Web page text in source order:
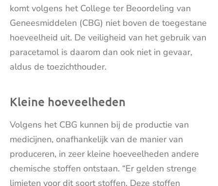
komt volgens het College ter Beoordeling van
Geneesmiddelen (CBG) niet boven de toegestane
hoeveelheid uit. De veiligheid van het gebruik van
paracetamol is daarom dan ook niet in gevaar,
aldus de toezichthouder.
Kleine hoeveelheden
Volgens het CBG kunnen bij de productie van
medicijnen, onafhankelijk van de manier van
produceren, in zeer kleine hoeveelheden andere
chemische stoffen ontstaan. “Er gelden strenge
limieten voor dit soort stoffen. Deze stoffen